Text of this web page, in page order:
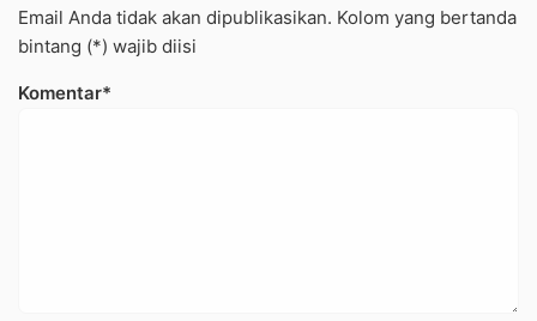
Email Anda tidak akan dipublikasikan. Kolom yang bertanda
bintang (*) wajib diisi
Komentar*